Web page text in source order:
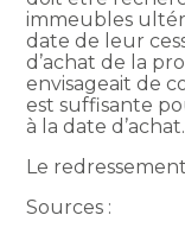
immeubles
date de leur
d’achat de la
envisageait de
est suffisante
à la date d’achat.
Le
Sources :